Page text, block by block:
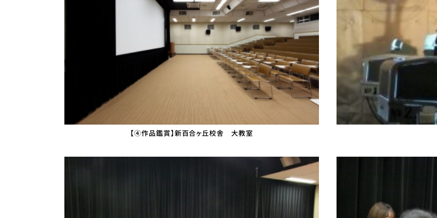
【④作品鑑賞】新百合ヶ丘校舎 大教室